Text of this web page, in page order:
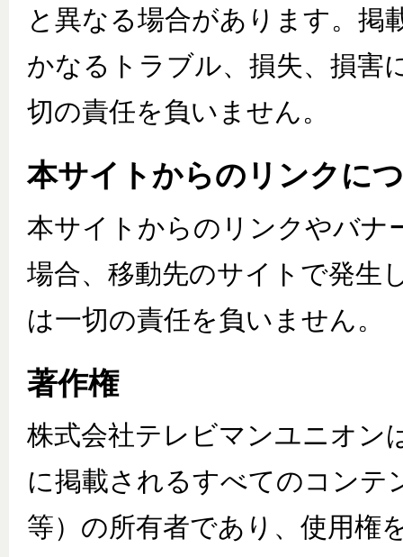
と異なる場合があります。掲
かなるトラブル、損失、損害
切の責任を負いません。
本サイトからのリンクに
本サイトからのリンクやバナ
場合、移動先のサイトで発生
は一切の責任を負いません。
著作権
株式会社テレビマンユニオン
に掲載されるすべてのコンテ
等）の所有者であり、使用権